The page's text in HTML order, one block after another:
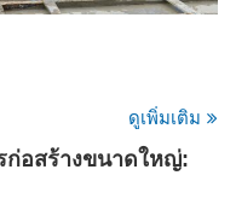
ดูเพิ่มเติม
ก่อสร้างขนาดใหญ่: